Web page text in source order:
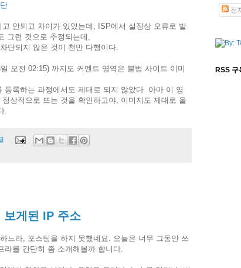
안되고 차이가 있었는데, ISP에서 설정상 오류로 발
그런 것으로 추정되는데,
단되지 않은 것이 천만 다행이다.
오전 02:15) 까지도 커멘트 영역은 불법 사이트 이미
등록하는 과정에서도 제대로 되지 않았다. 아마 이 영
상적으로 뜨는 것을 확인하고야, 이미지도 제대로 올
.
보게된 IP 주소
느라, 포스팅을 하지 못했네요. 오늘은 너무 그동안 쓰
를 간단히 좀 소개해볼까 합니다.
전
RSS 구